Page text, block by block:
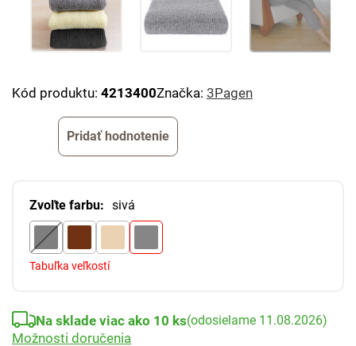
Kód produktu: 4213400Značka: 3Pagen
Pridať hodnotenie
Zvoľte farbu: sivá
Tabuľka veľkostí
Na sklade viac ako 10 ks(odosielame 11.08.2026)
Možnosti doručenia